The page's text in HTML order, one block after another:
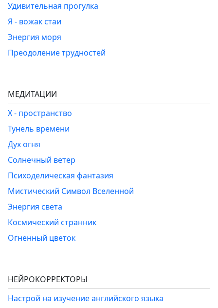
Удивительная прогулка
Я - вожак стаи
Энергия моря
Преодоление трудностей
МЕДИТАЦИИ
Х - пространство
Тунель времени
Дух огня
Солнечный ветер
Психоделическая фантазия
Мистический Символ Вселенной
Энергия света
Космический странник
Огненный цветок
НЕЙРОКОРРЕКТОРЫ
Настрой на изучение английского языка